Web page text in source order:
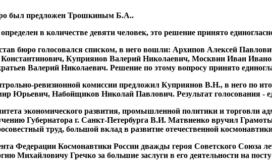
был предложен Трошкиным Б.А..
в количестве девяти человек, это решение принято
бюро голосовался списком, в него вошли: Архипов Алексей
Куприянов Валерий Николаевич, Москвин Иван
Валерий Николаевич. Решение по этому вопросу принято
ревизионной комиссии предложил Куприянов В.Н., в него по
Юрьевич, Набойщиков Николай Павлович. Результат голосования -
экономического развития, промышленной политики и торговли
Губернатора г. Санкт-Петербурга В.И. Матвиенко вручил
труд, большой вклад в развитие отечественной
Федерации Космонавтики России дважды героя Советского Союза
Михайловичу Гречко за большие заслуги в его деятельности на